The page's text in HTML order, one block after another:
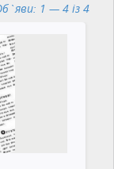
1 — 4 із 4